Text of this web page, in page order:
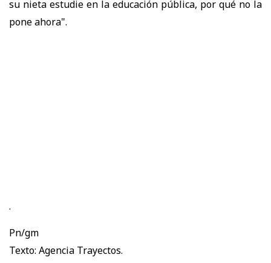
su nieta estudie en la educación pública, por qué no la
pone ahora".
.
Pn/gm
Texto: Agencia Trayectos.